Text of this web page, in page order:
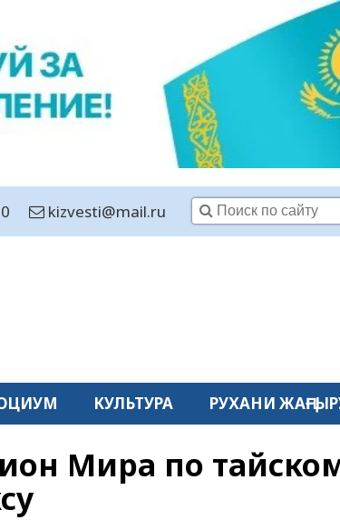
kizvesti@mail.ru
КУЛЬТУРА РУХАНИ
Мира по